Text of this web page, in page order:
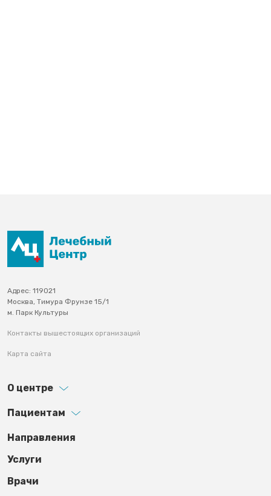
Адрес: 119021
Москва, Тимура Фрунзе 15/1
м. Парк Культуры
Контакты вышестоящих организаций
Карта сайта
О центре
Пациентам
Footer third
Направления
Услуги
Врачи